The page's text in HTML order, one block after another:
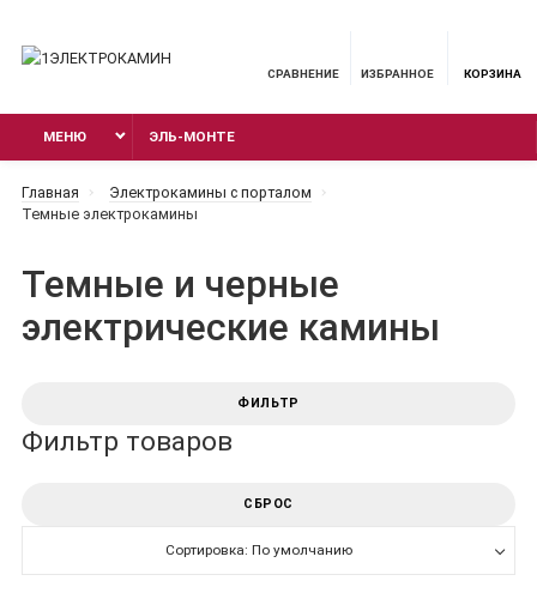
СРАВНЕНИЕ ИЗБРАННОЕ КОРЗИНА
МЕНЮ ЭЛЬ-МОНТЕ
Главная
Электрокамины с порталом
Темные электрокамины
Темные и черные
электрические камины
ФИЛЬТР
Фильтр товаров
СБРОС
Сортировка: По умолчанию